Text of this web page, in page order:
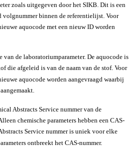
zoals uitgegeven door het SIKB. Dit is een
volgnummer binnen de referentielijst. Voor
aquocode met een nieuw ID worden
van de laboratoriumparameter. De aquocode is
die afgeleid is van de naam van de stof. Voor
aquocode worden aangevraagd waarbij
Abstracts Service nummer van de
chemische parameters hebben een CAS-
Service nummer is uniek voor elke
ontbreekt het CAS-nummer.